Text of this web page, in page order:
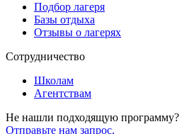
Подбор лагеря
Базы отдыха
Отзывы о лагерях
Сотрудничество
Школам
Агентствам
Не нашли подходящую программу?
Отправьте нам запрос,